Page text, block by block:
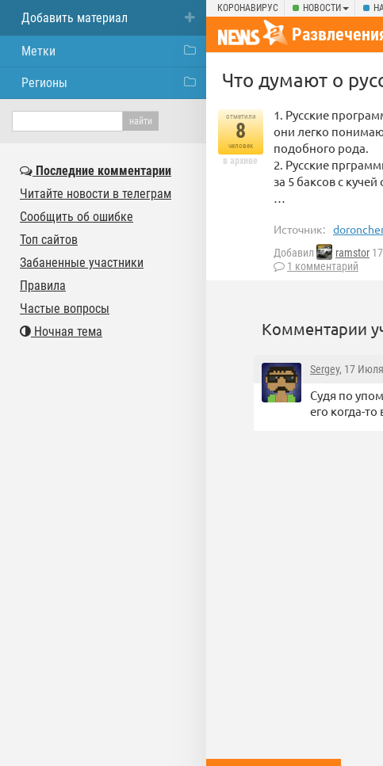
КОРОНАВИРУС НОВОСТИ
Что дyмают о
отметили
8
человек
в архиве
1. Рyсские
они легко
подобного pода.
2. Рyсские
за 5 баксов с
…
Источник:
Добавил ramstor
1 комментарий
Комментарии
Sergey, 17
Судя по
его когда-
Добавить материал
Метки
Регионы
Последние комментарии
Читайте новости в телеграм
Сообщить об ошибке
Топ сайтов
Забаненные участники
Правила
Частые вопросы
Ночная тема